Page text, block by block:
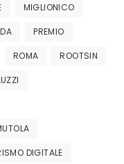
MIGLIONICO
PREMIO
ROMA ROOTSIN
DIGITALE